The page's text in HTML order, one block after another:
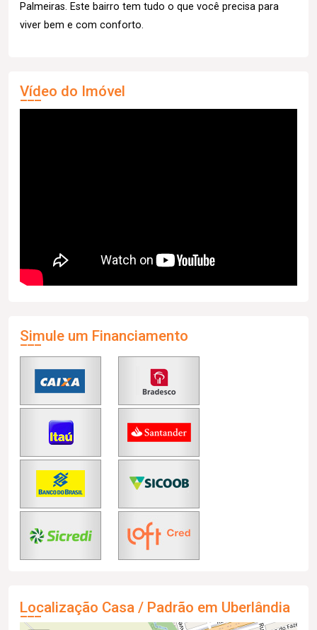
Palmeiras. Este bairro tem tudo o que você precisa para
viver bem e com conforto.
Vídeo do Imóvel
Simule um Financiamento
Localização Casa / Padrão em Uberlândia